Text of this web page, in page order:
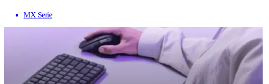
MX Serie